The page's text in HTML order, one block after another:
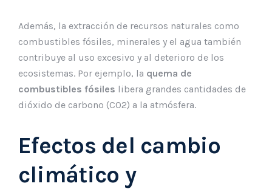
Además, la extracción de recursos naturales como
combustibles fósiles, minerales y el agua también
contribuye al uso excesivo y al deterioro de los
ecosistemas. Por ejemplo, la quema de
combustibles fósiles libera grandes cantidades de
dióxido de carbono (CO2) a la atmósfera.
Efectos del cambio
climático y